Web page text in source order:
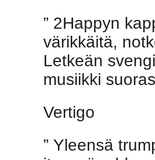
” 2Happyn
värikkäitä,
Letkeän
musiikki
Vertigo
” Yleensä